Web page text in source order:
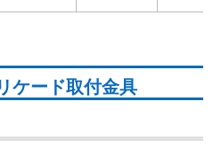
ケード取付金具